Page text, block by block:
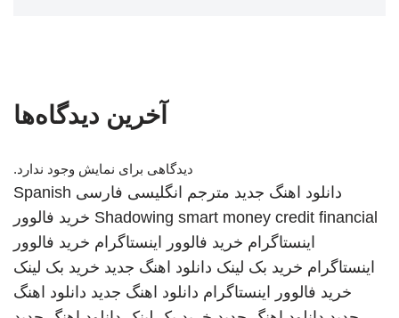
آخرین دیدگاه‌ها
دیدگاهی برای نمایش وجود ندارد.
دانلود اهنگ جدید مترجم انگلیسی فارسی Spanish
Shadowing smart money credit financial
خرید فالوور
اینستاگرام خرید فالوور اینستاگرام خرید فالوور
اینستاگرام خرید بک لینک دانلود اهنگ جدید خرید بک لینک
خرید فالوور اینستاگرام دانلود اهنگ جدید دانلود اهنگ